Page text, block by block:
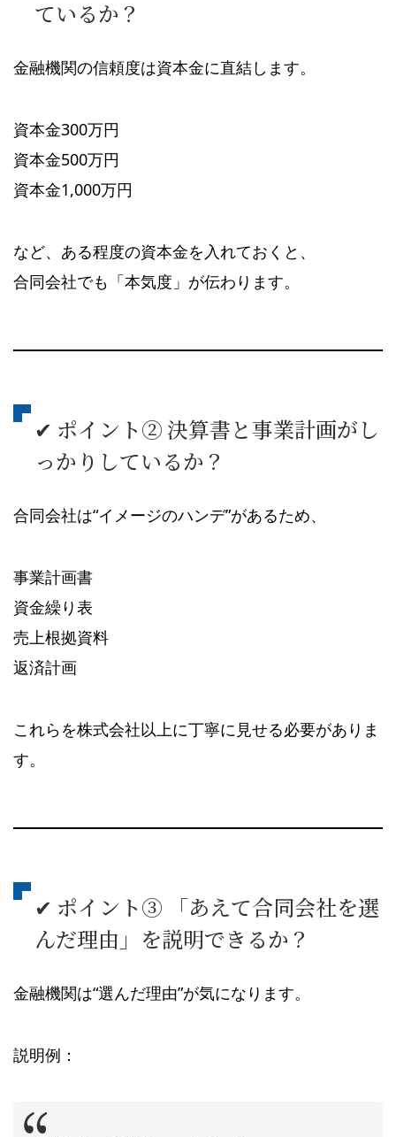
ているか？
金融機関の信頼度は資本金に直結します。
資本金300万円
資本金500万円
資本金1,000万円
など、ある程度の資本金を入れておくと、
合同会社でも「本気度」が伝わります。
✔ ポイント② 決算書と事業計画がし
っかりしているか？
合同会社は“イメージのハンデ”があるため、
事業計画書
資金繰り表
売上根拠資料
返済計画
これらを株式会社以上に丁寧に見せる必要がありま
す。
✔ ポイント③ 「あえて合同会社を選
んだ理由」を説明できるか？
金融機関は“選んだ理由”が気になります。
説明例：